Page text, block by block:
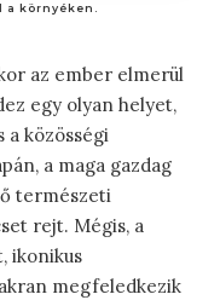
környéken.
az ember elmerül
egy olyan helyet,
a közösségi
a maga gazdag
természeti
rejt. Mégis, a
ikonikus
megfeledkezik